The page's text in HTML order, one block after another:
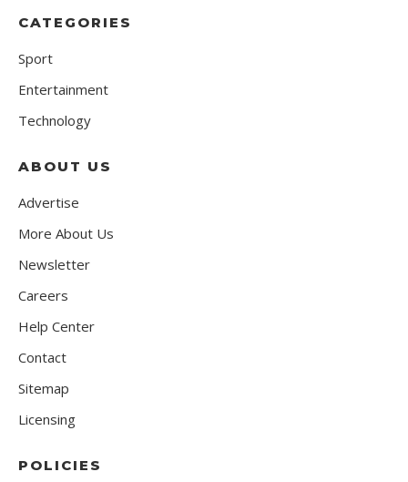
CATEGORIES
Sport
Entertainment
Technology
ABOUT US
Advertise
More About Us
Newsletter
Careers
Help Center
Contact
Sitemap
Licensing
POLICIES